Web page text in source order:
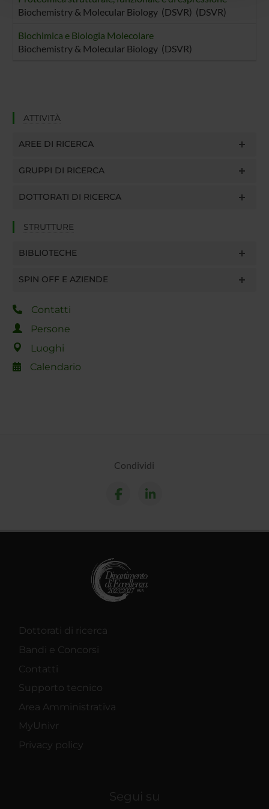
con altre informazioni che hai fornito loro o che hanno
Biochemistry & Molecular Biology (DSVR) (DSVR)
Biochimica e Biologia Molecolare
Biochemistry & Molecular Biology (DSVR)
ATTIVITÀ
AREE DI RICERCA
GRUPPI DI RICERCA
DOTTORATI DI RICERCA
STRUTTURE
BIBLIOTECHE
SPIN OFF E AZIENDE
Contatti
Persone
Luoghi
Calendario
Condividi
Dottorati di ricerca
Bandi e Concorsi
Contatti
Supporto tecnico
Area Amministrativa
MyUnivr
Privacy policy
Segui su